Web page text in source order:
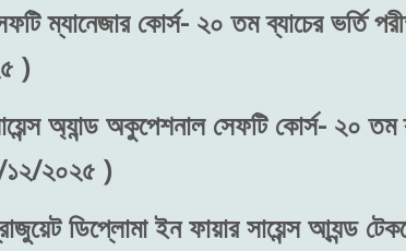
ম্যানেজার কোর্স- ২০ তম ব্যাচের ভর্তি
)
অ্যান্ড অকুপেশনাল সেফটি কোর্স- ২০ তম
১২/২০২৫ )
ডিপ্লোমা ইন ফায়ার সায়েন্স আ্যন্ড